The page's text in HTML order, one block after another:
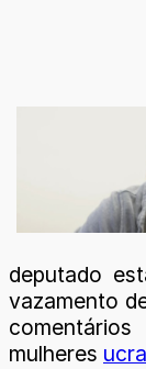
deputado
vazamento
mulheres